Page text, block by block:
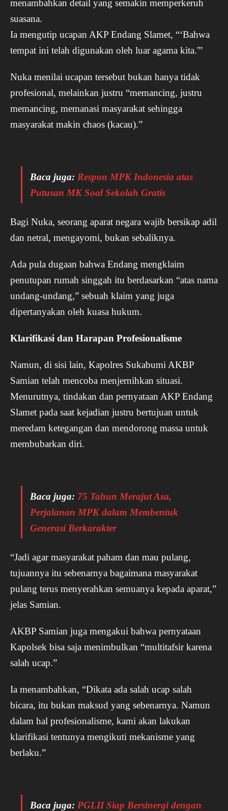
menambahkan detail yang semakin memperkeruh
suasana.
Ia mengutip ucapan AKP Endang Slamet, “‘Bahwa
tempat ini telah digunakan oleh luar agama kita.'”
Nuka menilai ucapan tersebut bukan hanya tidak
profesional, melainkan justru “memancing, justru
memancing, memanasi masyarakat sehingga
masyarakat makin chaos (kacau).”
Baca juga: Respon MPK Indonesia atas
Putusan MK Soal Sekolah Gratis
Bagi Nuka, seorang aparat negara wajib bersikap adil
dan netral, mengayomi, bukan sebaliknya.
Ada pula dugaan bahwa Endang mengklaim
penutupan rumah singgah itu berdasarkan “atas nama
undang-undang,” sebuah klaim yang juga
dipertanyakan oleh kuasa hukum.
Klarifikasi dan Harapan Profesionalisme
Namun, di sisi lain, Kapolres Sukabumi AKBP
Samian telah mencoba menjernihkan situasi.
Menurutnya, tindakan dan pernyataan AKP Endang
Slamet pada saat kejadian justru bertujuan untuk
meredam ketegangan dan mendorong massa untuk
membubarkan diri.
Baca juga: 75 Tahun Merajut Asa,
Perjalanan MPK dalam Membentuk
Generasi Berkarakter
“Jadi agar masyarakat paham dan mau pulang,
tujuannya itu sebenarnya bagaimana masyarakat
pulang terus menyerahkan semuanya kepada aparat,”
jelas Samian.
AKBP Samian juga mengakui bahwa pernyataan
Kapolsek bisa saja menimbulkan “multitafsir karena
salah ucap.”
Ia menambahkan, “Dikata ada salah ucap salah
bicara, itu bukan maksud yang sebenarnya. Namun
dalam hal profesionalisme, kami akan lakukan
klarifikasi tentunya mengikuti mekanisme yang
berlaku.”
Baca juga: PGLII Siap Bersinergi dengan